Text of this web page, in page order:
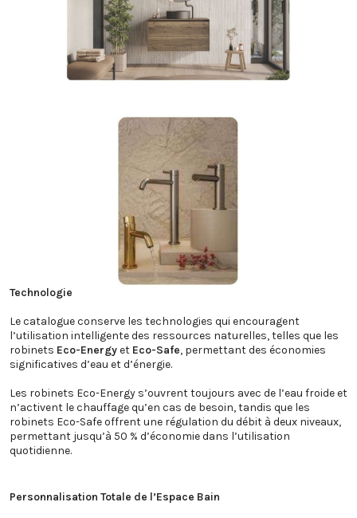
Technologie
Le catalogue conserve les technologies qui encouragent
l’utilisation intelligente des ressources naturelles, telles que les
robinets Eco-Energyet Eco-Safe, permettant des économies
significatives d’eau et d’énergie.
Les robinets Eco-Energy s’ouvrent toujours avec de l’eau froide et
n’activent le chauffage qu’en cas de besoin, tandis que les
robinets Eco-Safe offrent une régulation du débit à deux niveaux,
permettant jusqu’à 50 % d’économie dans l’utilisation
quotidienne.
Personnalisation Totale de l’Espace Bain